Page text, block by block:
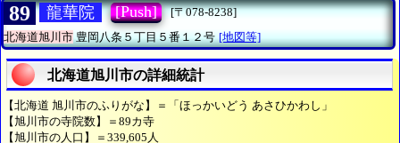
89 龍華院 [Push]
[〒078-8238]
北海道旭川市豊岡八条５丁目５番１２号 [地図等]
北海道旭川市の詳細統計
【北海道 旭川市のふりがな】＝「ほっかいどう あさひかわし」
【旭川市の寺院数】＝89カ寺
【旭川市の人口】＝339,605人